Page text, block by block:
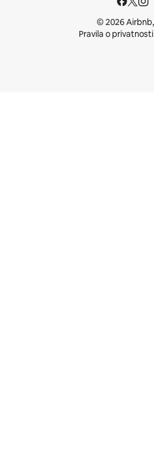
© 2026
Pravila o privatnosti